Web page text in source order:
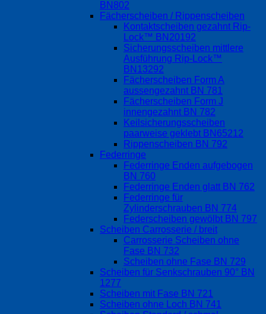
BN802
Fächerscheiben / Rippenscheiben
Kontaktscheiben gezahnt Rip-
Lock™ BN20192
Sicherungsscheiben mittlere
Ausführung Rip-Lock™
BN13292
Fächerscheiben Form A
aussengezahnt BN 781
Fächerscheiben Form J
innengezahnt BN 782
Keilsicherungsscheiben
paarweise geklebt BN65212
Rippenscheiben BN 792
Federringe
Federringe Enden aufgebogen
BN 760
Federringe Enden glatt BN 762
Federringe für
Zylinderschrauben BN 774
Federscheiben gewölbt BN 797
Scheiben Carrosserie / breit
Carrosserie Scheiben ohne
Fase BN 732
Scheiben ohne Fase BN 729
Scheiben für Senkschrauben 90° BN
1277
Scheiben mit Fase BN 721
Scheiben ohne Loch BN 741